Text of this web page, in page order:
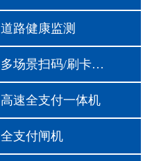
道路健康监测
多场景扫码/刷卡支付模块
高速全支付一体机
全支付闸机